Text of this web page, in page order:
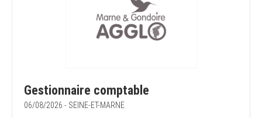
Gestionnaire comptable
06/08/2026 - SEINE-ET-MARNE